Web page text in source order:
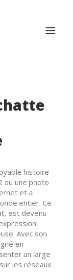
histoire
ou une photo
et a
entier. Ce
est devenu
Avec son
en
un large
les réseaux